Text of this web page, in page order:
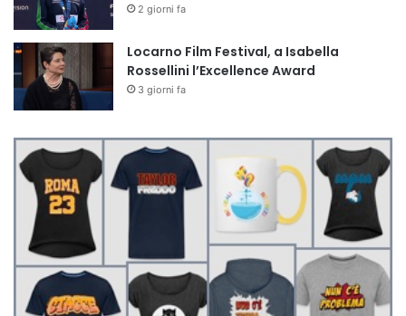
2 giorni fa
Locarno Film Festival, a Isabella
Rossellini l’Excellence Award
3 giorni fa